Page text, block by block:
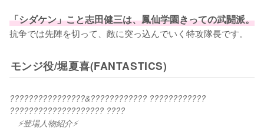
「シダケン」こと志田健三は、鳳仙学園きっての武闘派。
抗争では先陣を切って、敵に突っ込んでいく特攻隊長です。
モンジ役/堀夏喜(FANTASTICS)
????????????????&???????????? ????????????
???????????????????? ????
⚡登場人物紹介⚡